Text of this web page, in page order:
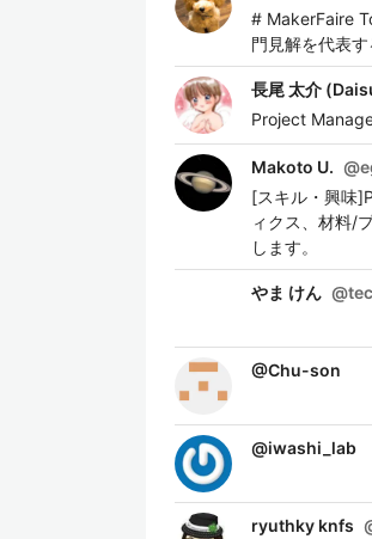
# MakerFaire
門見解を代表す
長尾 太介
Project
Makoto U. @
[スキル・興味
ィクス、材料/
します。
やま けん @
@Chu-son
@iwashi_lab
ryuthky knfs